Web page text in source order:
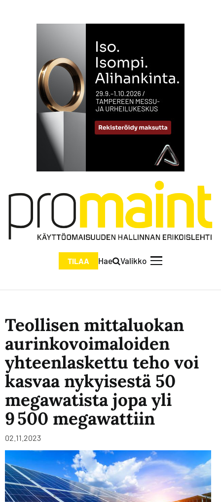
TILAA Hae Valikko
Teollisen mittaluokan
aurinkovoimaloiden
yhteenlaskettu teho voi
kasvaa nykyisestä 50
megawatista jopa yli
9 500 megawattiin
02.11.2023